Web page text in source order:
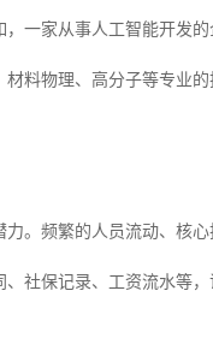
一家从事人工智能开发
料物理、高分子等专业
。频繁的人员流动、核
社保记录、工资流水等